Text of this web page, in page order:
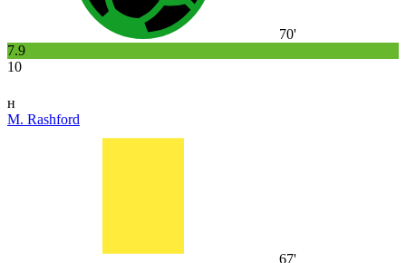
70'
7.9
10
н
M. Rashford
67'